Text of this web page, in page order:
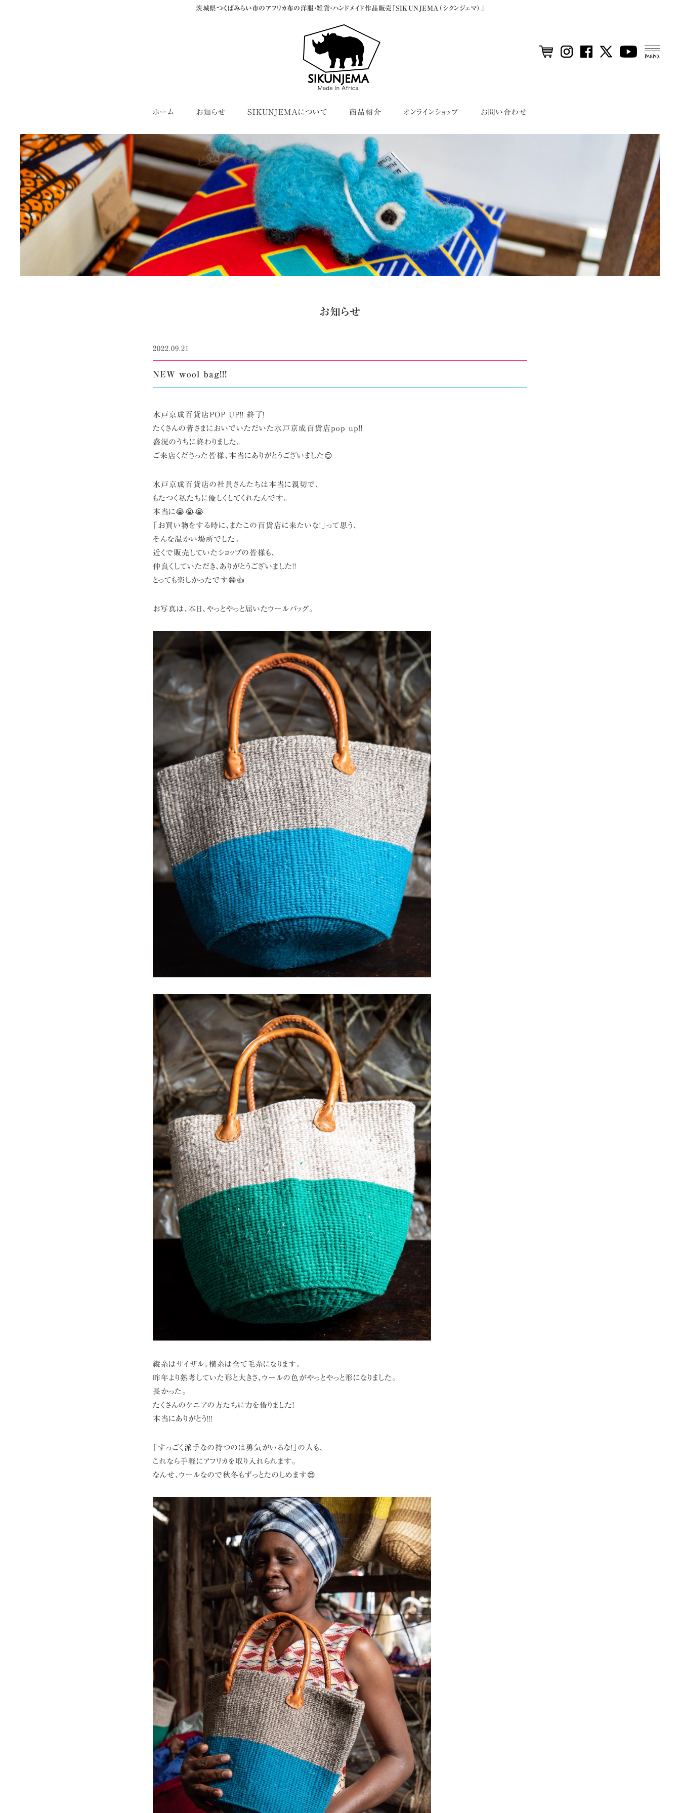
MEN
茨城県つくばみらい市のアフリカ布の洋服・雑貨・ハンドメイド作品販売「SIKUNJEMA（シクンジェマ）」
content
ホーム お知らせ SIKUNJEMAについて 商品紹介 オンラインショップ お問い合わせ
お知らせ
2022.09.21
NEW wool bag!!!
水戸京成百貨店POP UP!! 終了!
たくさんの皆さまにおいでいただいた水戸京成百貨店pop up!!
盛況のうちに終わりました。
ご来店くださった皆様、本当にありがとうございました😊
水戸京成百貨店の社員さんたちは本当に親切で、
もたつく私たちに優しくしてくれたんです。
本当に😭😭😭
「お買い物をする時に、またこの百貨店に来たいな!」って思う、
そんな温かい場所でした。
近くで販売していたショップの皆様も、
仲良くしていただき、ありがとうございました!!
とっても楽しかったです😁👍
お写真は、本日、やっとやっと届いたウールバッグ。
縦糸はサイザル。横糸は全て毛糸になります。
昨年より熟考していた形と大きさ、ウールの色がやっとやっと形になりました。
長かった。
たくさんのケニアの方たちに力を借りました!
本当にありがとう!!!
「すっごく派手なの持つのは勇気がいるな!」の人も、
これなら手軽にアフリカを取り入れられます。
なんせ、ウールなので秋冬もずっとたのしめます😍